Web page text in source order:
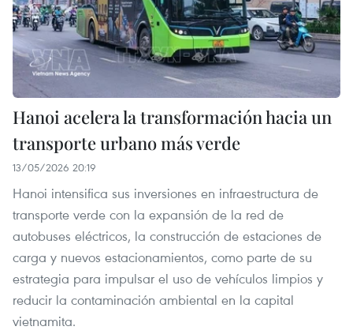
Hanoi acelera la transformación hacia un
transporte urbano más verde
13/05/2026 20:19
Hanoi intensifica sus inversiones en infraestructura de
transporte verde con la expansión de la red de
autobuses eléctricos, la construcción de estaciones de
carga y nuevos estacionamientos, como parte de su
estrategia para impulsar el uso de vehículos limpios y
reducir la contaminación ambiental en la capital
vietnamita.